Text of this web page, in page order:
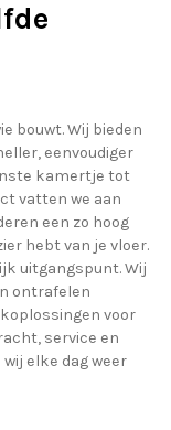
bouwt. Wij bieden
eenvoudiger
kamertje tot
vatten we aan
een zo hoog
hebt van je vloer.
uitgangspunt. Wij
ontrafelen
voor
service en
elke dag weer